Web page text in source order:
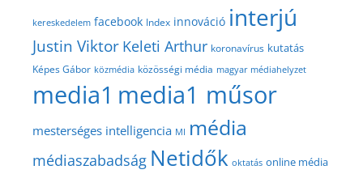
kereskedelem facebook Index innováció interjú
Justin Viktor Keleti Arthur koronavírus kutatás
Képes Gábor közmédia közösségi média magyar médiahelyzet
media1 media1 műsor
mesterséges intelligencia MI média
médiaszabadság Netidők oktatás online média